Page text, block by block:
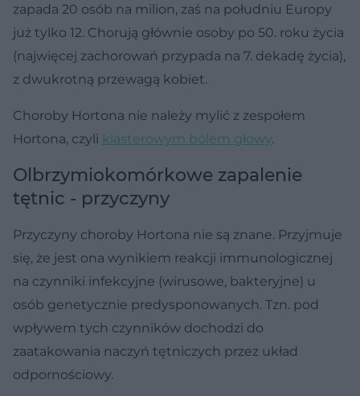
zapada 20 osób na milion, zaś na południu Europy
już tylko 12. Chorują głównie osoby po 50. roku życia
(najwięcej zachorowań przypada na 7. dekadę życia),
z dwukrotną przewagą kobiet.
Choroby Hortona nie należy mylić z zespołem
Hortona, czyli klasterowym bólem głowy.
Olbrzymiokomórkowe zapalenie
tętnic - przyczyny
Przyczyny choroby Hortona nie są znane. Przyjmuje
się, że jest ona wynikiem reakcji immunologicznej
na czynniki infekcyjne (wirusowe, bakteryjne) u
osób genetycznie predysponowanych. Tzn. pod
wpływem tych czynników dochodzi do
zaatakowania naczyń tętniczych przez układ
odpornościowy.